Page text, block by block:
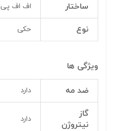
ساختار اف اف پی
نوع حکی
ویژگی ها
ضد مه دارد
گاز
نیتروژن
دارد